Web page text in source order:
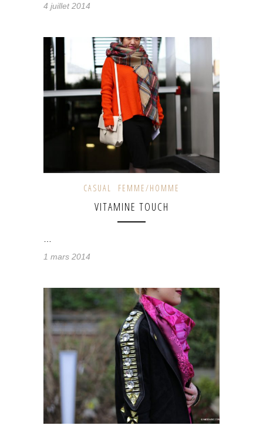
4 juillet 2014
CASUAL FEMME/HOMME
VITAMINE TOUCH
1 mars 2014